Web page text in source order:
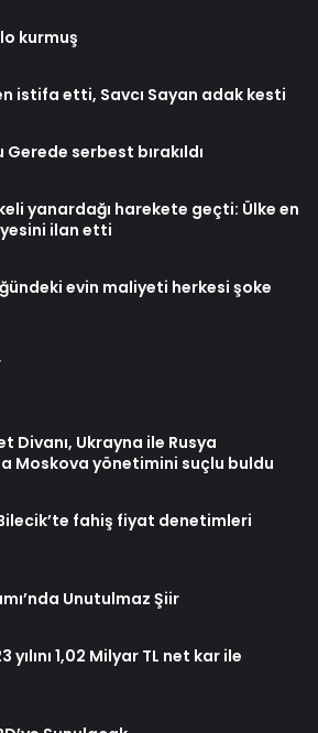
kurmuş
istifa etti, Savcı Sayan adak kesti
serbest bırakıldı
yanardağı harekete geçti: Ülke en
ilan etti
evin maliyeti herkesi şoke
Divanı, Ukrayna ile Rusya
Moskova yönetimini suçlu buldu
fahiş fiyat denetimleri
Unutulmaz Şiir
1,02 Milyar TL net kar ile